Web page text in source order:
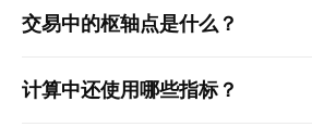
交易中的枢轴点是什么？
计算中还使用哪些指标？